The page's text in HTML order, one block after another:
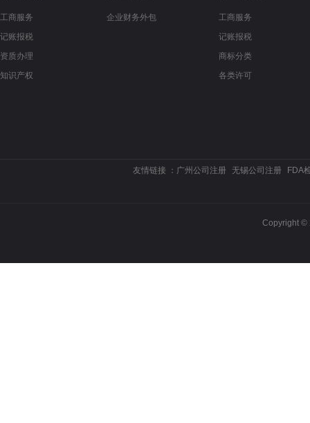
工商服务
记账报税
资质办理
知识产权
企业财务外包
工商服务
记账报税
商标分类
各类许可
友情链接 ： 广州公司注册 无锡公司注册 FDA
Copyright ©